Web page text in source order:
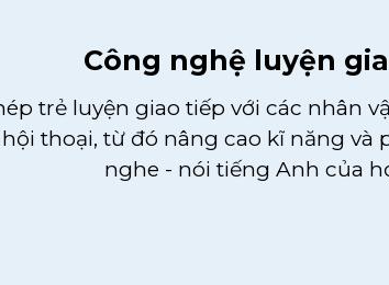
Công nghệ luyện
trẻ luyện giao tiếp với các nhân
thoại, từ đó nâng cao kĩ năng và
nghe - nói tiếng Anh của